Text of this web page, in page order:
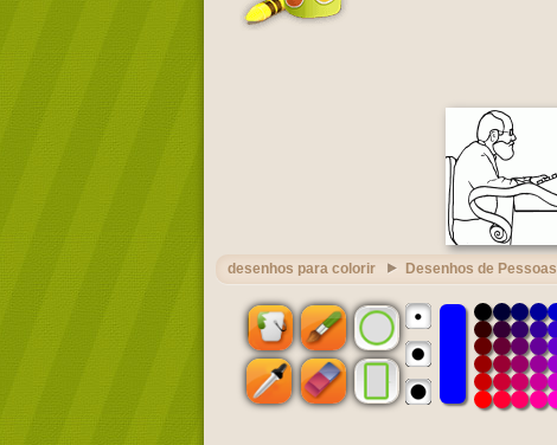
desenhos para colorir Desenhos de Pessoas